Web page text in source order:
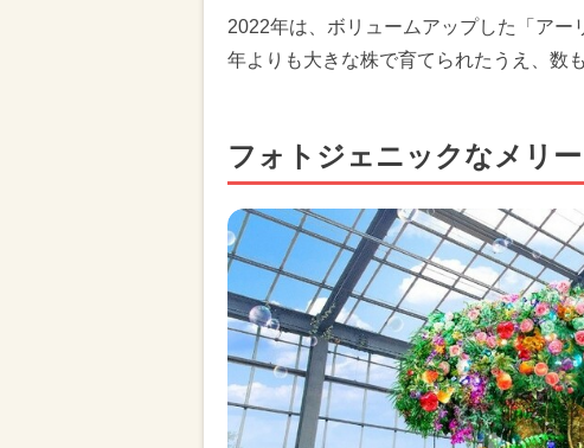
2022年は、ボリュームアップした「ア
年よりも大きな株で育てられたうえ、数
フォトジェニックなメリ